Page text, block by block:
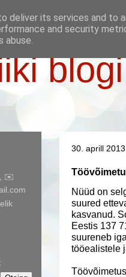
blogi
30. aprill 2013
Nüüd on
suured
kasvanud.
Eestis 137
suureneb
tööealistele
✉️
deliver its services and to
and security
abuse.